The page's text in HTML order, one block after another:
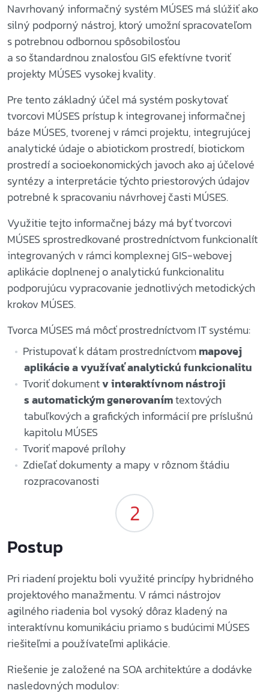
Navrhovaný informačný systém MÚSES má slúžiť ako
silný podporný nástroj, ktorý umožní spracovateľom
s potrebnou odbornou spôsobilosťou
a so štandardnou znalosťou GIS efektívne tvoriť
projekty MÚSES vysokej kvality.
Pre tento základný účel má systém poskytovať
tvorcovi MÚSES prístup k integrovanej informačnej
báze MÚSES, tvorenej v rámci projektu, integrujúcej
analytické údaje o abiotickom prostredí, biotickom
prostredí a socioekonomických javoch ako aj účelové
syntézy a interpretácie týchto priestorových údajov
potrebné k spracovaniu návrhovej časti MÚSES.
Využitie tejto informačnej bázy má byť tvorcovi
MÚSES sprostredkované prostredníctvom funkcionalít
integrovaných v rámci komplexnej GIS-webovej
aplikácie doplnenej o analytickú funkcionalitu
podporujúcu vypracovanie jednotlivých metodických
krokov MÚSES.
Tvorca MÚSES má môcť prostredníctvom IT systému:
Pristupovať k dátam prostredníctvommapovej
aplikácie a využívať analytickú funkcionalitu
Tvoriť dokumentv interaktívnom nástroji
s automatickým generovanímtextových
tabuľkových a grafických informácií pre príslušnú
kapitolu MÚSES
Tvoriť mapové prílohy
Zdieľať dokumenty a mapy v rôznom štádiu
rozpracovanosti
Postup
Pri riadení projektu boli využité princípy hybridného
projektového manažmentu. V rámci nástrojov
agilného riadenia bol vysoký dôraz kladený na
interaktívnu komunikáciu priamo s budúcimi MÚSES
riešiteľmi a používateľmi aplikácie.
Riešenie je založené na SOA architektúre a dodávke
nasledovných modulov: